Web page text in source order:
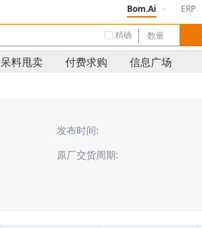
Bom.Ai ERP
精确
呆料甩卖 付费求购 信息广场
发布时间:
原厂交货周期: